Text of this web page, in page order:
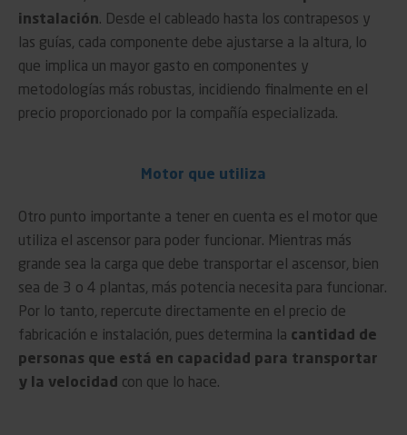
instalación. Desde el cableado hasta los contrapesos y
las guías, cada componente debe ajustarse a la altura, lo
que implica un mayor gasto en componentes y
metodologías más robustas, incidiendo finalmente en el
precio proporcionado por la compañía especializada.
Motor que utiliza
Otro punto importante a tener en cuenta es el motor que
utiliza el ascensor para poder funcionar. Mientras más
grande sea la carga que debe transportar el ascensor, bien
sea de 3 o 4 plantas, más potencia necesita para funcionar.
Por lo tanto, repercute directamente en el precio de
fabricación e instalación, pues determina la cantidad de
personas que está en capacidad para transportar
y la velocidad con que lo hace.